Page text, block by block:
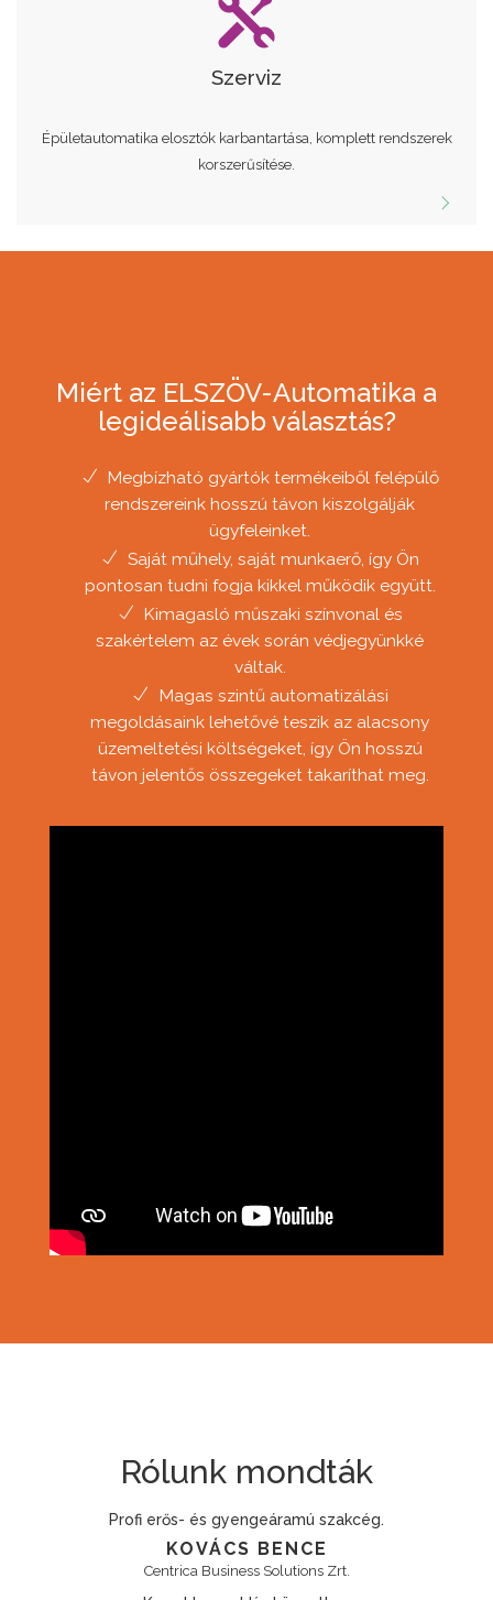
Szerviz
Épületautomatika elosztók karbantartása, komplett rendszerek
korszerűsítése.
Miért az ELSZÖV-Automatika a
legideálisabb választás?
Megbízható gyártók termékeiből felépülő
rendszereink hosszú távon kiszolgálják
ügyfeleinket.
Saját műhely, saját munkaerő, így Ön
pontosan tudni fogja kikkel működik együtt.
Kimagasló műszaki színvonal és
szakértelem az évek során védjegyünkké
váltak.
Magas szintű automatizálási
megoldásaink lehetővé teszik az alacsony
üzemeltetési költségeket, így Ön hosszú
távon jelentős összegeket takaríthat meg.
Rólunk mondták
erős- és gyengeáramú szakcég.
KOVÁCS BENCE
Centrica Business Solutions Zrt.